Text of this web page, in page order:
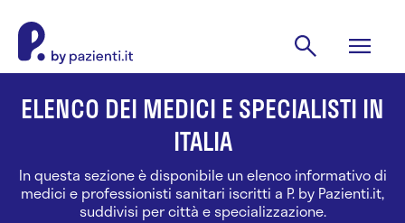
ELENCO DEI MEDICI E SPECIALISTI IN
ITALIA
In questa sezione è disponibile un elenco informativo di
medici e professionisti sanitari iscritti a P. by Pazienti.it,
suddivisi per città e specializzazione.